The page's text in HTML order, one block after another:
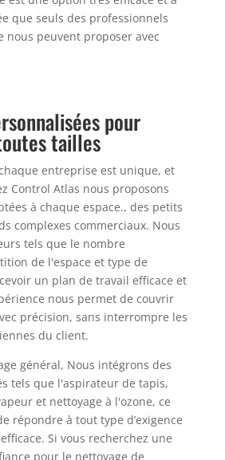
que seuls des professionnels
nous peuvent proposer avec
pour
tailles
entreprise est unique, et
Control Atlas nous proposons
à chaque espace., des petits
complexes commerciaux. Nous
tels que le nombre
de l'espace et type de
un plan de travail efficace et
nous permet de couvrir
précision, sans interrompre les
du client.
général, Nous intégrons des
tels que l'aspirateur de tapis,
et nettoyage à l'ozone, ce
répondre à tout type d’exigence
Si vous recherchez une
pour le nettoyage de